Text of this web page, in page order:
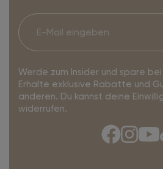
Werde zum Insider und spare
Erhalte exklusive Rabatte und
anderen. Du kannst deine
widerrufen.